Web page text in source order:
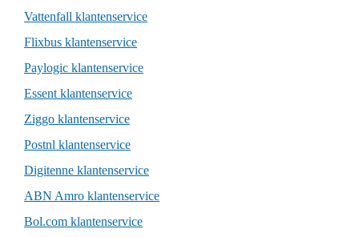
Vattenfall klantenservice
Flixbus klantenservice
Paylogic klantenservice
Essent klantenservice
Ziggo klantenservice
Postnl klantenservice
Digitenne klantenservice
ABN Amro klantenservice
Bol.com klantenservice